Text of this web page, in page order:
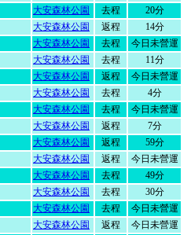
大安森林公園 去程
20分
大安森林公園 返程
14分
大安森林公園 去程
今日未營運
大安森林公園 去程
11分
大安森林公園 返程
今日未營運
大安森林公園 去程
4分
大安森林公園 去程
今日未營運
大安森林公園 返程
7分
大安森林公園 返程
59分
大安森林公園 返程
今日未營運
大安森林公園 去程
49分
大安森林公園 去程
30分
大安森林公園 去程
今日未營運
大安森林公園 返程
今日未營運